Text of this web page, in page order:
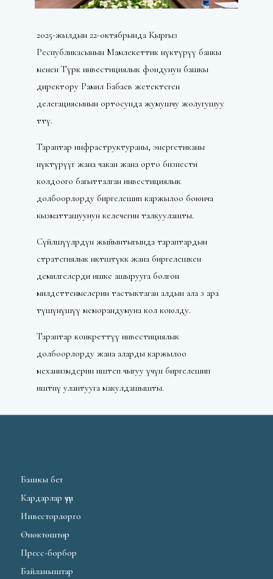
2025-жылдын 22-октябрында Кыргыз
Республикасынын Мамлекеттик өнүктүрүү банкы
менен Түрк инвестициялык фондунун башкы
директору Рамил Бабаев жетектеген
делегациясынын ортосунда жумушчу жолугушуу
өттү.
Тараптар инфраструктураны, энергетиканы
өнүктүрүүгө жана чакан жана орто бизнести
колдоого багытталган инвестициялык
долбоорлорду биргелешип каржылоо боюнча
кызматташуунун келечегин талкуулашты.
Сүйлөшүүлөрдүн жыйынтыгында тараптардын
стратегиялык өнөктөштүккө жана биргелешкен
демилгелерди ишке ашырууга болгон
милдеттенмелерин тастыктаган алдын ала өз ара
түшүнүшүү меморандумуна кол коюлду.
Тараптар конкреттүү инвестициялык
долбоорлорду жана аларды каржылоо
механизмдерин иштеп чыгуу үчүн биргелешип
иштөөнү улантууга макулдашышты.
Башкы бет
Кардарлар үчүн
Инвесторлорго
Өнөктөштөр
Пресс-борбор
Байланыштар